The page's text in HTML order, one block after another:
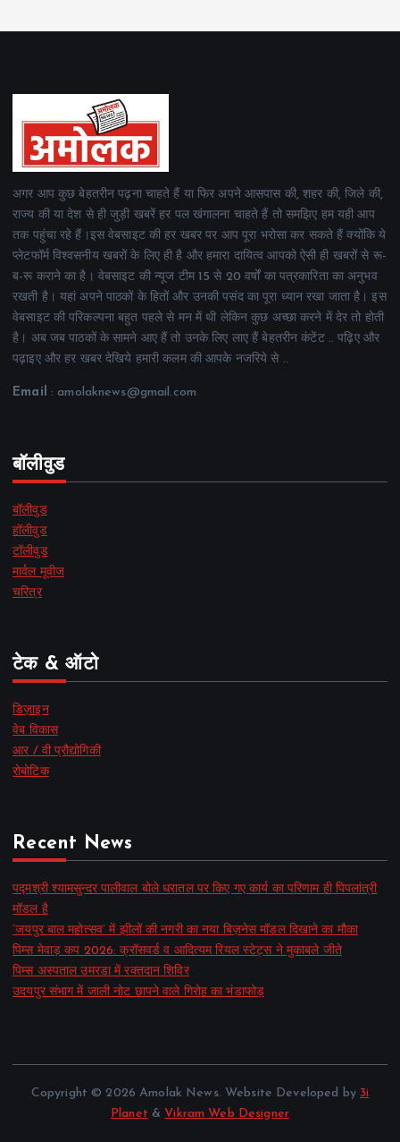
अगर आप कुछ बेहतरीन पढ़ना चाहते हैं या फिर अपने आसपास की, शहर की, जिले की,
राज्य की या देश से ही जुड़ी खबरें हर पल खंगालना चाहते हैं तो समझिए हम यही आप
तक पहुंचा रहे हैं।इस वेबसाइट की हर खबर पर आप पूरा भरोसा कर सकते हैं क्योंकि ये
प्लेटफॉर्म विश्वसनीय खबरों के लिए ही है और हमारा दायित्व आपको ऐसी ही खबरों से रू-
ब-रू कराने का है। वेबसाइट की न्यूज टीम 15 से 20 वर्षों का पत्रकारिता का अनुभव
रखती है। यहां अपने पाठकों के हितों और उनकी पसंद का पूरा ध्यान रखा जाता है। इस
वेबसाइट की परिकल्पना बहुत पहले से मन में थी लेकिन कुछ अच्छा करने में देर तो होती
है। अब जब पाठकों के सामने आए हैं तो उनके लिए लाए हैं बेहतरीन कंटेंट .. पढ़िए और
पढ़ाइए और हर खबर देखिये हमारी कलम की आपके नजरिये से ..
Email : amolaknews@gmail.com
बॉलीवुड
बॉलीवुड
हॉलीवुड
टॉलीवुड
मार्वल मूवीज
चरित्र
टेक & ऑटो
डिज़ाइन
वेब विकास
आर / वी प्रौद्योगिकी
रोबोटिक
Recent News
पद्मश्री श्यामसुन्दर पालीवाल बोले धरातल पर किए गए कार्य का परिणाम ही पिपलांत्री
मॉडल है
‘जयपुर बाल महोत्सव’ में झीलों की नगरी का नया बिज़नेस मॉडल दिखाने का मौका
पिम्स मेवाड़ कप 2026: क्रॉसवर्ड व आदित्यम रियल स्टेट्स ने मुकाबले जीते
पिम्स अस्पताल उमरडा में रक्तदान शिविर
उदयपुर संभाग में जाली नोट छापने वाले गिरोह का भंडाफोड़
Copyright © 2026 Amolak News. Website Developed by 3i
Planet & Vikram Web Designer